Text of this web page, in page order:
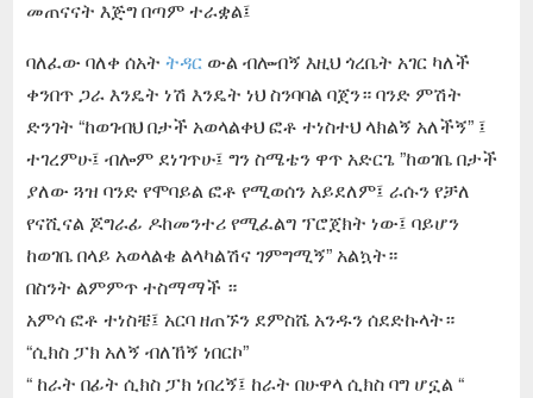
መጠናናት እጅግ በጣም ተራቋል፤
ባለፈው ባለቀ ሰአት ትዳር ውል ብሎብኝ እዚህ ጎረቤት አገር ካለች
ቀንበጥ ጋራ እንዴት ነሽ እንዴት ነህ ስንባባል ባጀን። ባንድ ምሽት
ድንገት “ከወገብህ በታች አወላልቀህ ፎቶ ተነስተህ ላክልኝ አለችኝ” ፤
ተገረምሁ፤ ብሎም ደነገጥሁ፤ ግን ስሜቴን ዋጥ አድርጌ ”ከወገቤ በታች
ያለው ጓዝ ባንድ የሞባይል ፎቶ የሚወሰን አይደለም፤ ራሱን የቻለ
የናሺናል ጆግራፊ ዶከመንተሪ የሚፈልግ ፕሮጀክት ነው፤ ባይሆን
ከወገቤ በላይ አወላልቄ ልላካልሽና ገምግሚኝ” አልኳት።
በስንት ልምምጥ ተስማማች ።
አምሳ ፎቶ ተነስቼ፤ አርባ ዘጠኙን ደምስሼ አንዱን ሰደድኩላት።
“ሲክስ ፓክ አለኝ ብለኸኝ ነበርኮ”
“ ከራት በፊት ሲክስ ፓክ ነበረኝ፤ ከራት በሁዋላ ሲክስ ባግ ሆኗል “